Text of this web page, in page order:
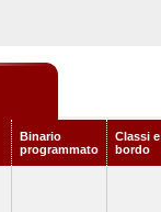
Binario
programmato
Classi
bordo